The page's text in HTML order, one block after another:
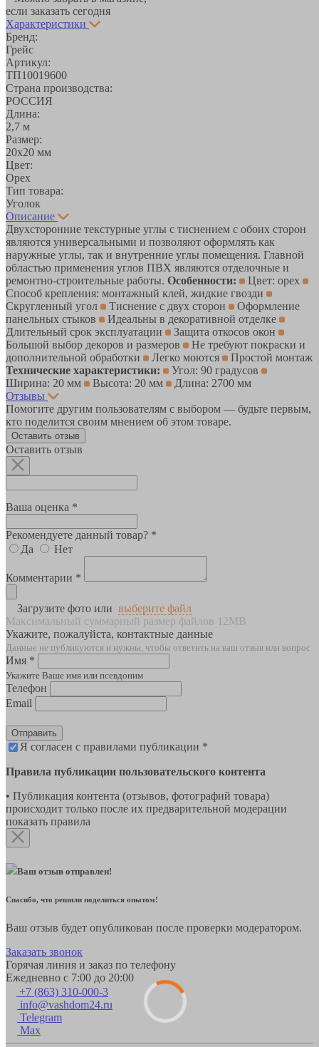
если заказать сегодня
Характеристики
Бренд:
Грейс
Артикул:
ТП10019600
Страна производства:
РОССИЯ
Длина:
2,7 м
Размер:
20х20 мм
Цвет:
Орех
Тип товара:
Уголок
Описание
Двухсторонние текстурные углы с тиснением с обоих сторон
являются универсальными и позволяют оформлять как
наружные углы, так и внутренние углы помещения. Главной
областью применения углов ПВХ являются отделочные и
ремонтно-строительные работы. Особенности:
Цвет: орех
Способ крепления: монтажный клей, жидкие гвозди
Скругленный угол
Тиснение с двух сторон
Оформление
панельных стыков
Идеальны в декоративной отделке
Длительный срок эксплуатации
Защита откосов окон
Большой выбор декоров и размеров
Не требуют покраски и
дополнительной обработки
Легко моются
Простой монтаж
Технические характеристики:
Угол: 90 градусов
Ширина: 20 мм
Высота: 20 мм
Длина: 2700 мм
Отзывы
Помогите другим пользователям с выбором — будьте первым,
кто поделится своим мнением об этом товаре.
Оставить отзыв
Оставить отзыв
Ваша оценка *
Рекомендуете данный товар? *
Да
Нет
Комментарии *
Загрузите фото или выберите файл
Максимальный суммарный размер файлов 12MB
Укажите, пожалуйста, контактные данные
Данные не публикуются и нужны, чтобы ответить на ваш отзыв или вопрос
Имя *
Укажите Ваше имя или псевдоним
Телефон
Email
Отправить
Я согласен с правилами публикации *
Правила публикации пользовательского контента
• Публикация контента (отзывов, фотографий товара)
происходит только после их предварительной модерации
показать правила
Ваш отзыв отправлен!
Спасибо, что решили поделиться опытом!
Ваш отзыв будет опубликован после проверки модератором.
Заказать звонок
Горячая линия и заказ по телефону
Ежедневно с 7:00 до 20:00
+7 (863) 310-000-3
info@vashdom24.ru
Telegram
Max